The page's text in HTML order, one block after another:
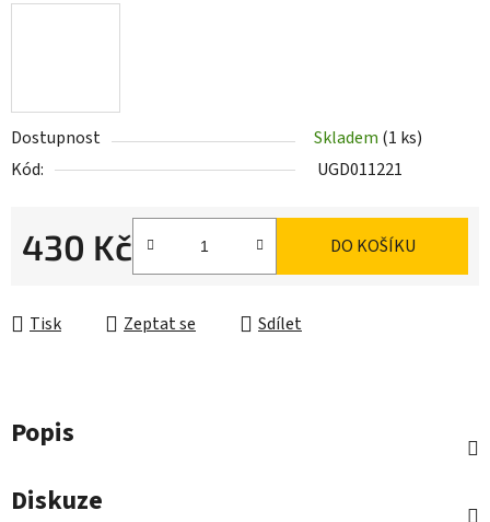
Dostupnost Skladem (1 ks)
Kód:
UGD011221
430 Kč DO KOŠÍKU
Tisk Zeptat se Sdílet
Popis
Diskuze